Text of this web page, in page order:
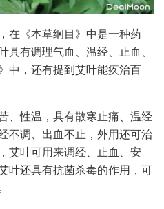
在《本草纲目》中是一种药
有调理气血、温经、止血、
中，还有提到艾叶能疚治百
、性温，具有散寒止痛、温经
不调、出血不止，外用还可治
艾叶可用来调经、止血、安
叶还具有抗菌杀毒的作用，可